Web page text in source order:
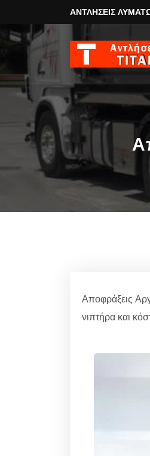
ΑΝΤΛΗΣΕΙΣ
Αποφράξεις
νιπτήρα και